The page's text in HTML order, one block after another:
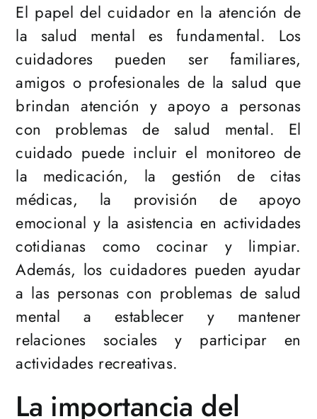
El papel del cuidador en la atención de
la salud mental es fundamental. Los
cuidadores pueden ser familiares,
amigos o profesionales de la salud que
brindan atención y apoyo a personas
con problemas de salud mental. El
cuidado puede incluir el monitoreo de
la medicación, la gestión de citas
médicas, la provisión de apoyo
emocional y la asistencia en actividades
cotidianas como cocinar y limpiar.
Además, los cuidadores pueden ayudar
a las personas con problemas de salud
mental a establecer y mantener
relaciones sociales y participar en
actividades recreativas.
La importancia del